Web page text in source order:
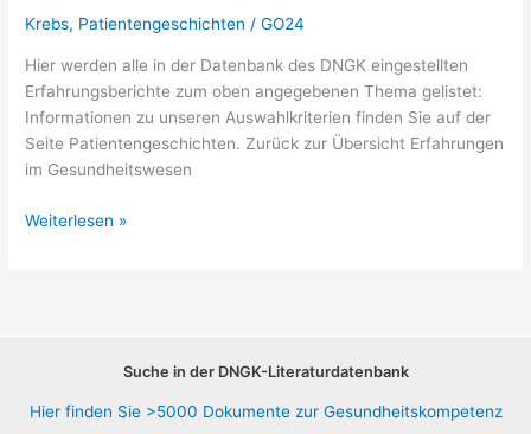
Krebs, Patientengeschichten /GO24
Hier werden alle in der Datenbank des DNGK eingestellten
Erfahrungsberichte zum oben angegebenen Thema gelistet:
Informationen zu unseren Auswahlkriterien finden Sie auf der
Seite Patientengeschichten. Zurück zur Übersicht Erfahrungen
im Gesundheitswesen
Krebs,
Weiterlesen »
Suche in der DNGK-Literaturdatenbank
Hier finden Sie >5000 Dokumente zur Gesundheitskompetenz